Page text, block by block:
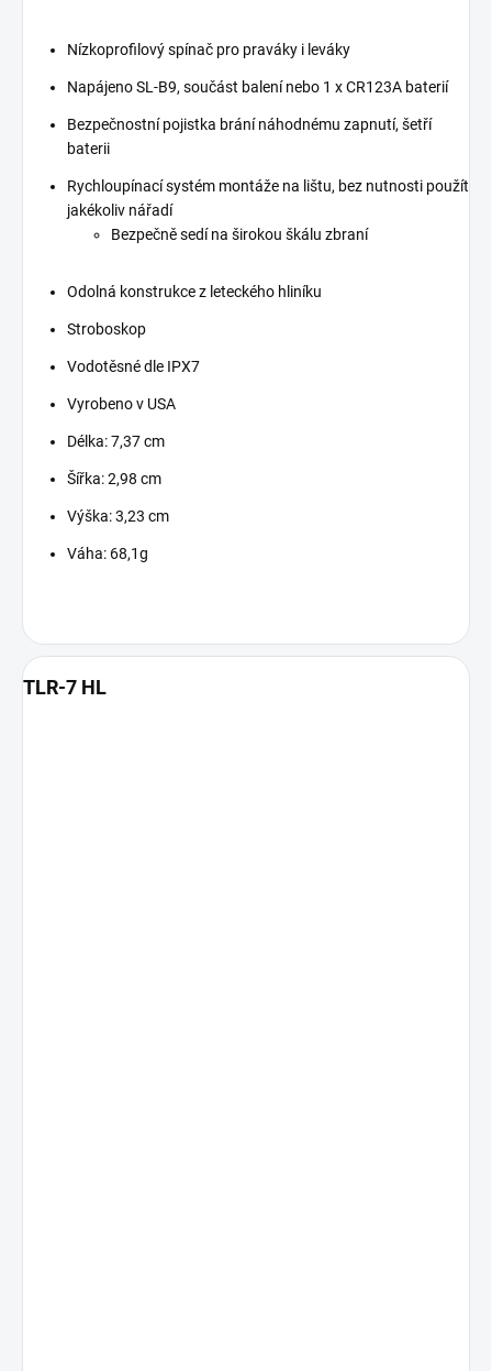
Nízkoprofilový spínač pro praváky i leváky
Napájeno SL-B9, součást balení nebo 1 x CR123A baterií
Bezpečnostní pojistka brání náhodnému zapnutí, šetří
baterii
Rychloupínací systém montáže na lištu, bez nutnosti použít
jakékoliv nářadí
Bezpečně sedí na širokou škálu zbraní
Odolná konstrukce z leteckého hliníku
Stroboskop
Vodotěsné dle IPX7
Vyrobeno v USA
Délka: 7,37 cm
Šířka: 2,98 cm
Výška: 3,23 cm
Váha: 68,1g
TLR-7 HL